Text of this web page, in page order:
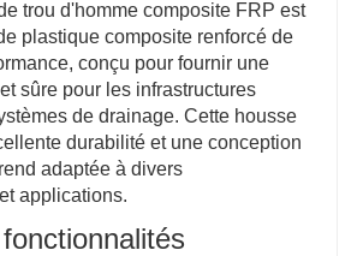
verrouillage spécialement conçu
non autorisé au regard,
la sécurité et protégeant les
et la sécurité publique.
trou d'homme composite FRP est
plastique composite renforcé de
conçu pour fournir une
sûre pour les infrastructures
de drainage. Cette housse
durabilité et une conception
adaptée à divers
applications.